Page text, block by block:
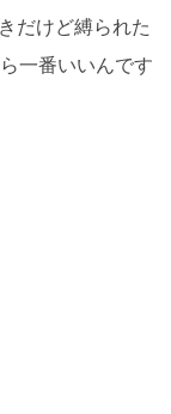
だけど縛られた
一番いいんです